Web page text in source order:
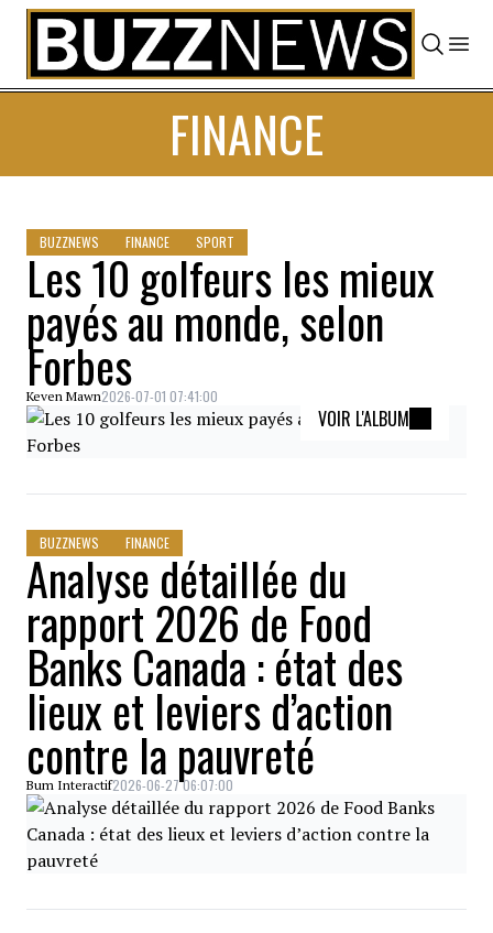
Skip to content
FINANCE
BUZZNEWS FINANCE SPORT
Les 10 golfeurs les mieux
payés au monde, selon
Forbes
Keven Mawn2026-07-01 07:41:00
VOIR L'ALBUM
BUZZNEWS FINANCE
Analyse détaillée du
rapport 2026 de Food
Banks Canada : état des
lieux et leviers d’action
contre la pauvreté
Bum Interactif2026-06-27 06:07:00